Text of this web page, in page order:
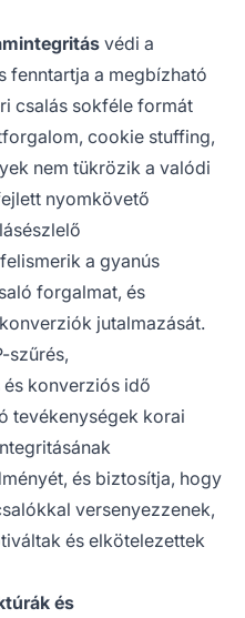
védi a
fenntartja a megbízható
csalás sokféle formát
cookie stuffing,
nem tükrözik a valódi
nyomkövető
a gyanús
forgalmat, és
jutalmazását.
szűrés,
konverziós idő
tevékenységek korai
és biztosítja, hogy
versenyezzenek,
és elkötelezettek
és